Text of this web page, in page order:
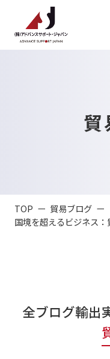
貿
TOP
貿易ブログ
国境を超えるビジネス
全ブログ輸出